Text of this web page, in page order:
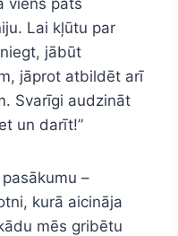
Lai kļūtu par
jābūt
jāprot atbildēt arī
Svarīgi audzināt
un darīt!”
–
kurā aicināja
mēs gribētu